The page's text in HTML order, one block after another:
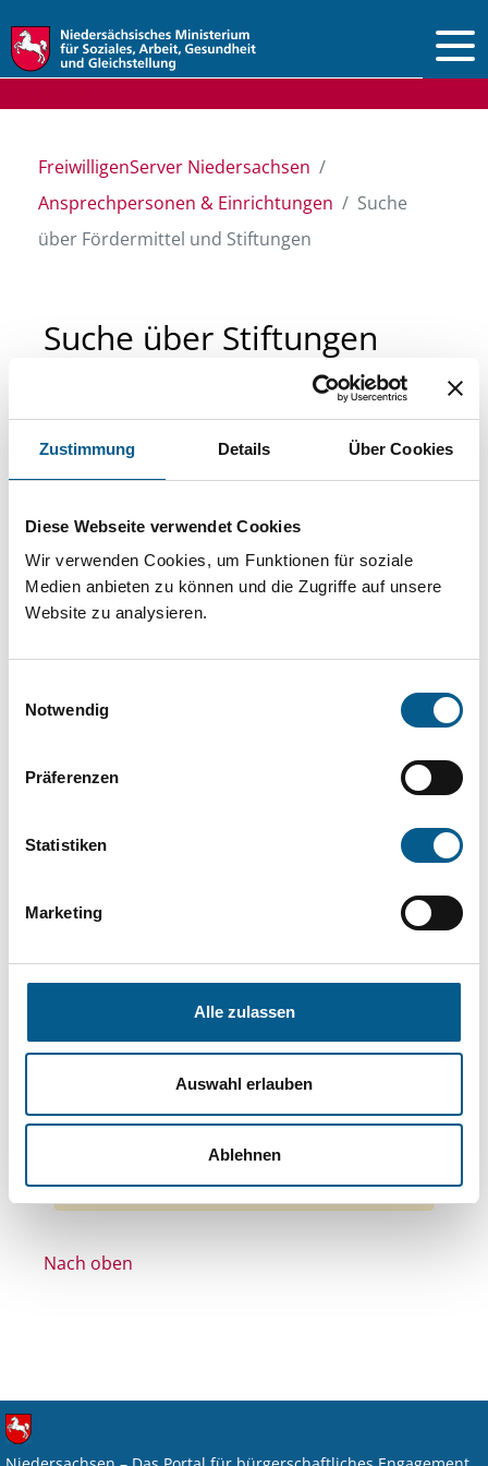
Zustimmung Details Über Cookies
Diese Webseite verwendet Cookies
Wir verwenden Cookies, um Funktionen für soziale
Medien anbieten zu können und die Zugriffe auf unsere
Website zu analysieren.
Notwendig
Präferenzen
Statistiken
Marketing
Alle zulassen
Auswahl erlauben
Ablehnen
FreiwilligenServer Niedersachsen
Ansprechpersonen & Einrichtungen
Suche
über Fördermittel und Stiftungen
Suche über Stiftungen
Sie suchen finanzielle Unterstützung für ein
direkt über unsere Fördermitteldatenbank und
Stiftungsdatenbank recherchieren. Bei der
Suche bitte die Groß- und Kleinschreibung
Bitte Suchbegriff eingeben. Ergebnisse
Kategorien verfeinert werden.
Suchen
Aktive Filter:
Themen: Kirchliche Zwecke
Themen: Wohlfahrtswesen
Themen: Wohltätige Zwecke
Themen: Gesundheitswesen
Alle Filter entfernen
Nach oben